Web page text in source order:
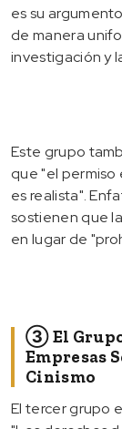
es su
de manera
investigación y
Este grupo
que "el permiso
es realista".
sostienen que
en lugar de
③ El Grupo
Empresas
Cinismo
El tercer grupo